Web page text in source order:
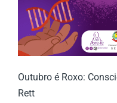
Outubro é Roxo:
Rett